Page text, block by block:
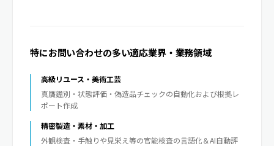
特にお問い合わせの多い適応業界・業務領域
高級リユース・美術工芸
真贋鑑別・状態評価・偽造品チェックの自動化および根拠レ
ポート作成
精密製造・素材・加工
外観検査・手触りや見栄え等の官能検査の言語化＆AI自動評